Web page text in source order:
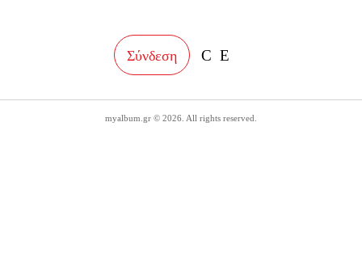
Σύνδεση facebook
myalbum.gr © 2026. All rights reserved.